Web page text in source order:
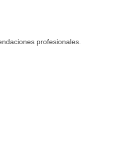
profesionales.